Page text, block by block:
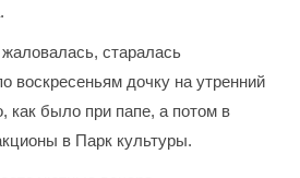
старалась
воскресеньям дочку на утренний
как было при папе, а потом в
в Парк культуры.